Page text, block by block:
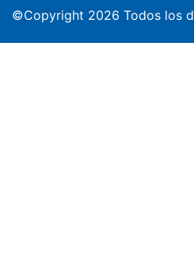
©Copyright 2026 Todos los